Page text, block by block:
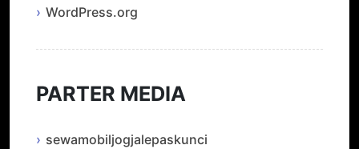
WordPress.org
PARTER MEDIA
sewamobiljogjalepaskunci